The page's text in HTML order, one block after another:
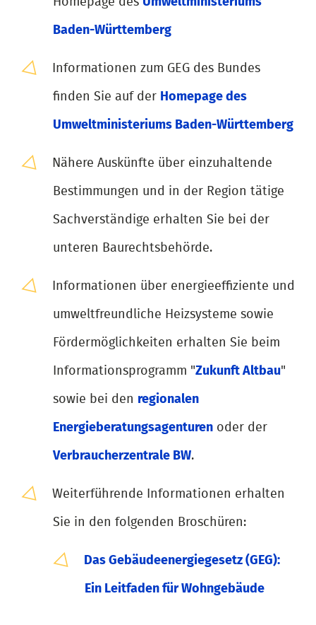
Baden-Württemberg
Informationen zum GEG des Bundes
finden Sie auf der Homepage des
Umweltministeriums Baden-Württemberg
Nähere Auskünfte über einzuhaltende
Bestimmungen und in der Region tätige
Sachverständige erhalten Sie bei der
unteren Baurechtsbehörde.
Informationen über energieeffiziente und
umweltfreundliche Heizsysteme sowie
Fördermöglichkeiten erhalten Sie beim
Informationsprogramm "Zukunft Altbau"
sowie bei den regionalen
Energieberatungsagenturen oder der
Verbraucherzentrale BW.
Weiterführende Informationen erhalten
Sie in den folgenden Broschüren:
Das Gebäudeenergiegesetz (GEG):
Ein Leitfaden für Wohngebäude